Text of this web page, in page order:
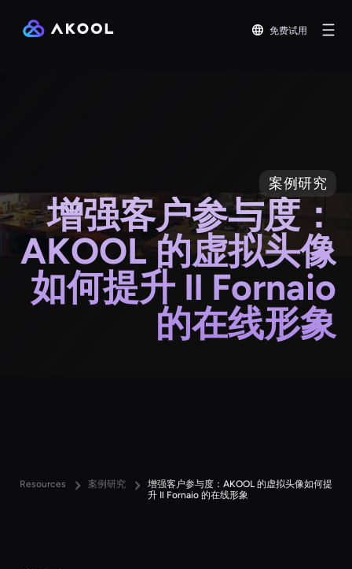
免费试用
案例研究
增强客户参与度：
AKOOL 的虚拟头像
如何提升 Il Fornaio
的在线形象
Resources 案例研究
增强客户参与度：AKOOL 的虚拟头像如何提
升 Il Fornaio 的在线形象